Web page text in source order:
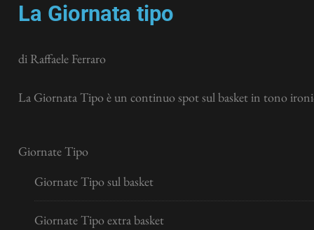
La Giornata tipo
di Raffaele Ferraro
La Giornata Tipo è un continuo spot sul basket in tono
Giornate Tipo
Giornate Tipo sul basket
Giornate Tipo extra basket